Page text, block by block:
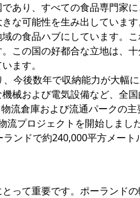
あり、すべての食品専門家
な可能性を生み出していま
の食品ハブにしています。
この国の好都合な立地は、十
ます。
今後数年で収納能力が大幅
械および電気設備など、全
流倉庫および流通パークの
流プロジェクトを開始しまし
ンドで約240,000平方メー
って重要です。ポーランド